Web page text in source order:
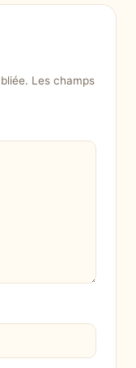
Les champs